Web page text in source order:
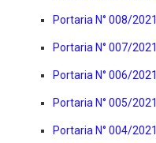
Portaria N° 008/2021
Portaria N° 007/2021
Portaria N° 006/2021
Portaria N° 005/2021
Portaria N° 004/2021